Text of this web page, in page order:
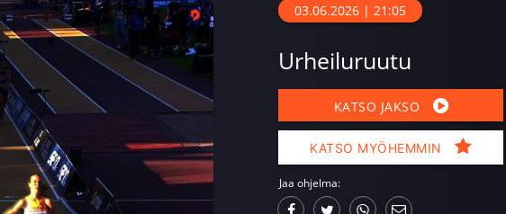
03.06.2026 | 21:05
Urheiluruutu
KATSO JAKSO
KATSO MYÖHEMMIN
Jaa ohjelma: